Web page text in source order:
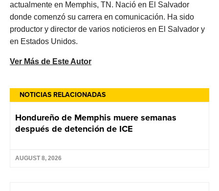
NOTICIAS RELACIONADAS
Hondureño de Memphis muere semanas
después de detención de ICE
AUGUST 8, 2026
actualmente en Memphis, TN. Nació en El Salvador
donde comenzó su carrera en comunicación. Ha sido
productor y director de varios noticieros en El Salvador y
en Estados Unidos.
Ver Más de Este Autor